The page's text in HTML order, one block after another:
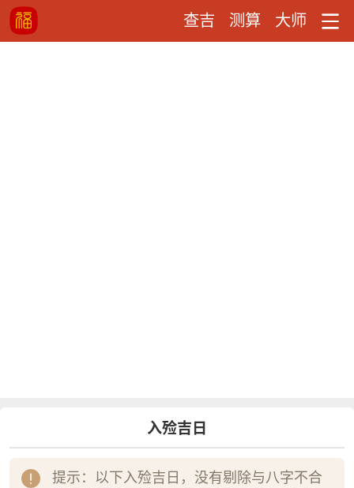
查吉 测算 大师
入殓吉日
提示：以下入殓吉日，没有剔除与八字不合